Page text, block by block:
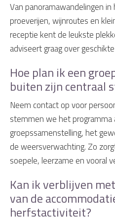
Van panoramawandelingen
proeverijen, wijnroutes en
receptie kent de leukste
adviseert graag over
Hoe plan ik een
buiten zijn centraal
Neem contact op voor
stemmen we het programma
groepssamenstelling, het
de weersverwachting. Zo
soepele, leerzame en vooral
Kan ik verblijven
van de
herfstactiviteit?